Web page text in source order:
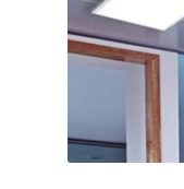
► ZAHLARTEN
► VERSANDARTEN